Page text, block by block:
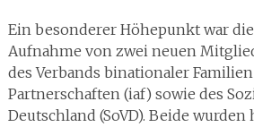
Ein besonderer Höhepunkt war
Aufnahme von zwei neuen
des Verbands binationaler
Partnerschaften (iaf) sowie des
Deutschland (SoVD). Beide